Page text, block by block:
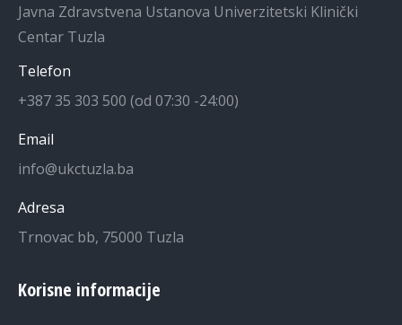
Javna Zdravstvena Ustanova Univerzitetski Klinički
Centar Tuzla
Telefon
+387 35 303 500 (od 07:30 -24:00)
Email
info@ukctuzla.ba
Adresa
Trnovac bb, 75000 Tuzla
Korisne informacije